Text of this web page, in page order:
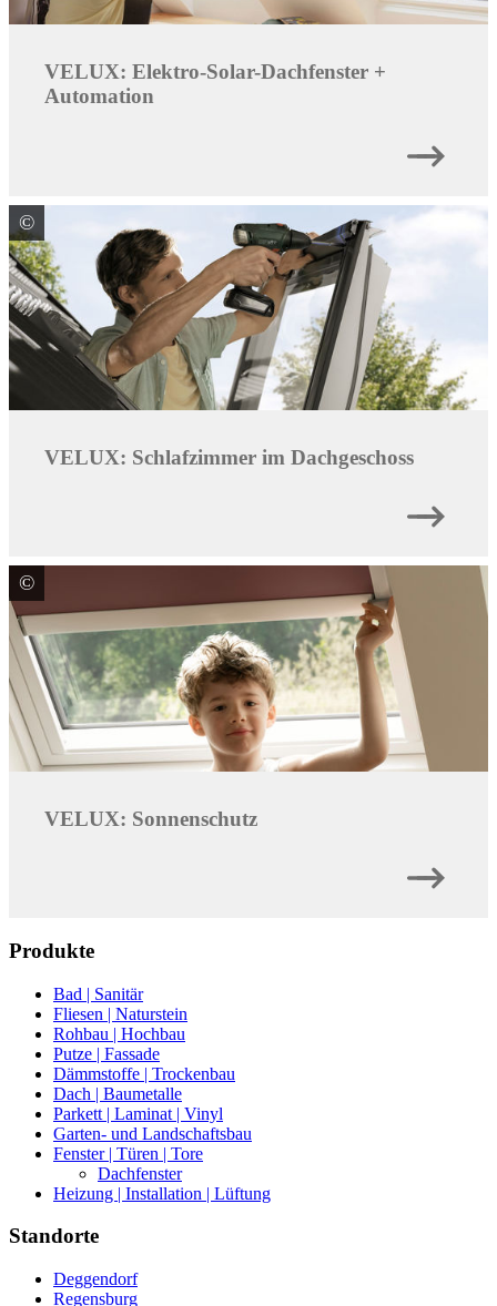
VELUX: Elektro-Solar-Dachfenster +
Automation
© VELUX Deutschland GmbH
VELUX: Schlafzimmer im Dachgeschoss
©
VELUX: Sonnenschutz
Produkte
Bad | Sanitär
Fliesen | Naturstein
Rohbau | Hochbau
Putze | Fassade
Dämmstoffe | Trockenbau
Dach | Baumetalle
Parkett | Laminat | Vinyl
Garten- und Landschaftsbau
Fenster | Türen | Tore
Dachfenster
Heizung | Installation | Lüftung
Standorte
Deggendorf
Regensburg